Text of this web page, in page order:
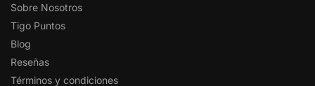
Sobre Nosotros
Tigo Puntos
Blog
Reseñas
Términos y condiciones